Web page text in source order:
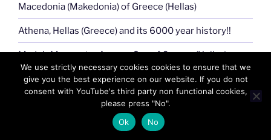
Macedonia (Makedonia) of Greece (Hellas)
Athena, Hellas (Greece) and its 6000 year history!!
MadeinMycountry Aegean Sea of Greece (Hellas),
Cyprus
We use strictly necessary cookies cookies to ensure that we
give you the best experience on our website. If you do not
consent with YouTube's third party non functional cookies,
please press "No".
Ok
No